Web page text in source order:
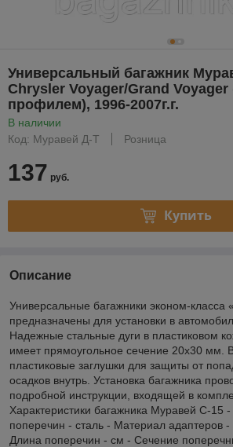
Универсальный багажник
Chrysler Voyager/Grand Voyager
профилем), 1996-2007г.г.
В наличии
Код: Муравей Д-Т
Розница
137 руб.
Купить
Описание
Универсальные багажники эконом-
предназначены для установки в
Надежные стальные дуги в пластиковом
имеет прямоугольное сечение 20х30 мм.
пластиковые заглушки для защиты от
осадков внутрь. Установка багажника
подробной инструкции, входящей в
Характеристики багажника Муравей С-15
поперечин - сталь - Материал адаптеров -
Длина поперечин - см - Сечение